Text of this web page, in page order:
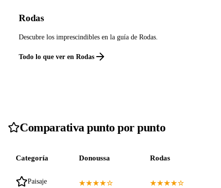
Rodas
Descubre los imprescindibles en la guía de Rodas.
Todo lo que ver en Rodas
Comparativa punto por punto
Categoría Donoussa Rodas
Paisaje ★★★★☆ ★★★★☆